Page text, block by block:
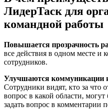
ЛидерТаск для
командной работы
Повышается прозрачность
все действия в одном месте и
сотрудников.
Улучшаются коммуникации
Сотрудники видят, кто за что
вопрос в какой области,
задать вопрос в комментарии